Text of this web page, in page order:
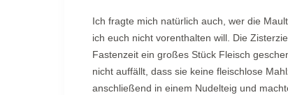
Ich fragte mich natürlich auch, wer die
ich euch nicht vorenthalten will. Die
Fastenzeit ein großes Stück Fleisch
nicht auffällt, dass sie keine fleischlose
anschließend in einem Nudelteig und